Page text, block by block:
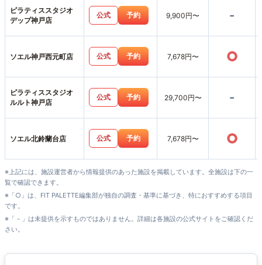
ピラティススタジオ
デップ神戸店
公式 予約 9,900円〜 -
ソエル神戸西元町店 公式 予約 7,678円〜 ○
ピラティススタジオ
ルルト神戸店
公式 予約 29,700円〜 -
ソエル北鈴蘭台店 公式 予約 7,678円〜 ○
※上記には、施設運営者から情報提供のあった施設を掲載しています。全施設は下の一
覧で確認できます。
※「○」は、FIT PALETTE編集部が独自の調査・基準に基づき、特におすすめする項目
です。
※「－」は未提供を示すものではありません。詳細は各施設の公式サイトをご確認くだ
さい。